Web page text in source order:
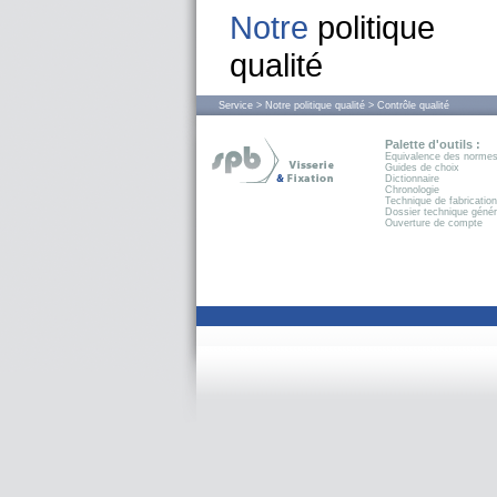
Notre politique
qualité
Service > Notre politique qualité > Contrôle qualité
Palette d'outils :
Equivalence des normes
Guides de choix
Dictionnaire
Chronologie
Technique de fabrication
Dossier technique
Ouverture de compte